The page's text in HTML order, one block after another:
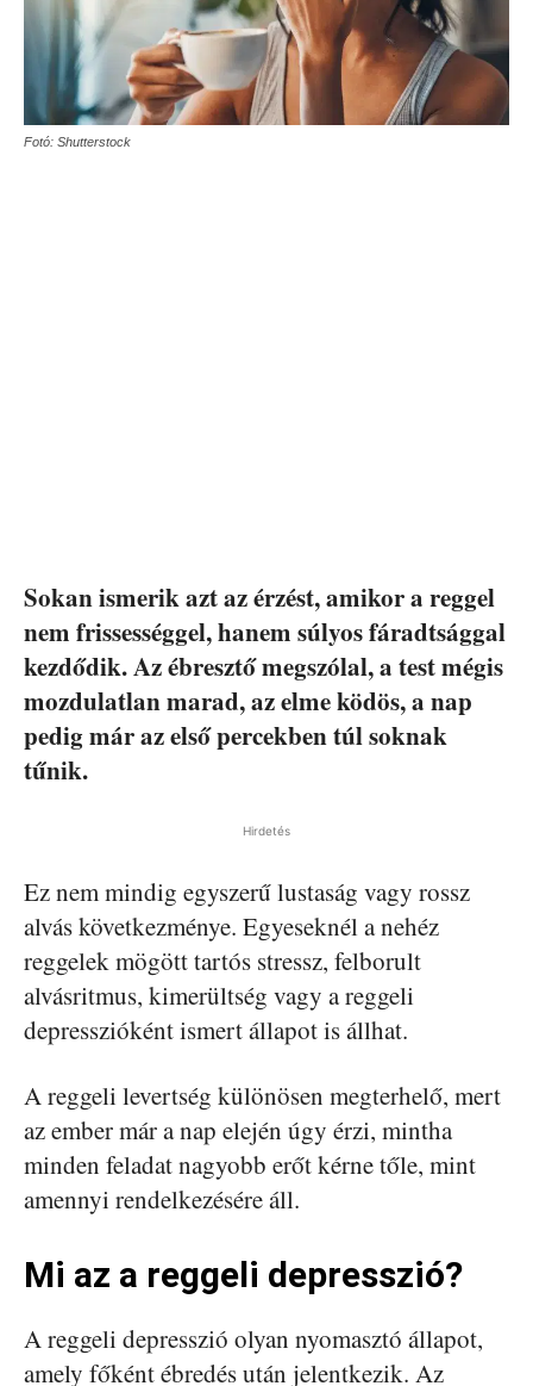
Fotó: Shutterstock
Sokan ismerik azt az érzést, amikor a reggel
nem frissességgel, hanem súlyos fáradtsággal
kezdődik. Az ébresztő megszólal, a test mégis
mozdulatlan marad, az elme ködös, a nap
pedig már az első percekben túl soknak
tűnik.
Hirdetés
Ez nem mindig egyszerű lustaság vagy rossz
alvás következménye. Egyeseknél a nehéz
reggelek mögött tartós stressz, felborult
alvásritmus, kimerültség vagy a reggeli
depresszióként ismert állapot is állhat.
A reggeli levertség különösen megterhelő, mert
az ember már a nap elején úgy érzi, mintha
minden feladat nagyobb erőt kérne tőle, mint
amennyi rendelkezésére áll.
Mi az a reggeli depresszió?
A reggeli depresszió olyan nyomasztó állapot,
amely főként ébredés után jelentkezik. Az